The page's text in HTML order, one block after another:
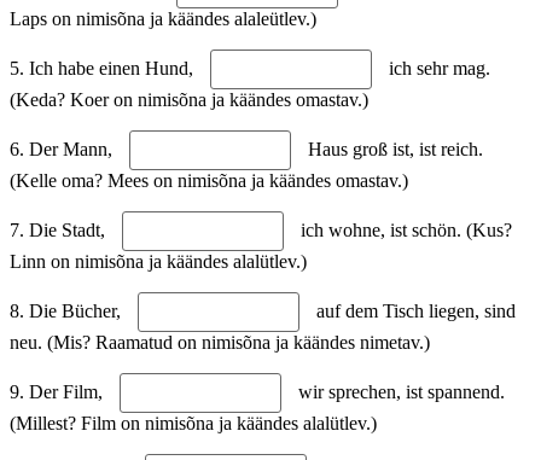
Laps on nimisõna ja käändes alaleütlev.)
5. Ich habe einen Hund,
ich sehr mag.
(Keda? Koer on nimisõna ja käändes omastav.)
6. Der Mann,
Haus groß ist, ist reich.
(Kelle oma? Mees on nimisõna ja käändes omastav.)
7. Die Stadt,
ich wohne, ist schön. (Kus?
Linn on nimisõna ja käändes alalütlev.)
8. Die Bücher,
auf dem Tisch liegen, sind
neu. (Mis? Raamatud on nimisõna ja käändes nimetav.)
9. Der Film,
wir sprechen, ist spannend.
(Millest? Film on nimisõna ja käändes alalütlev.)